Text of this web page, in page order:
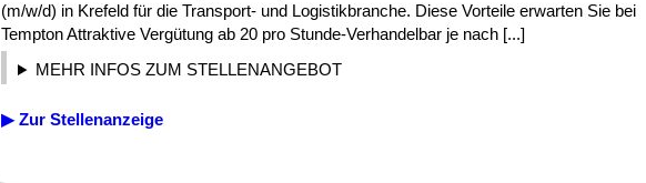
(m/w/d) in Krefeld für die Transport- und Logistikbranche. Diese Vorteile erwarten Sie bei
Tempton Attraktive Vergütung ab 20 pro Stunde-Verhandelbar je nach [...]
MEHR INFOS ZUM STELLENANGEBOT
▶ Zur Stellenanzeige